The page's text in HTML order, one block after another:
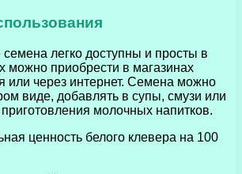
легко доступны и просты в
можно приобрести в магазинах
или через интернет. Семена можно
виде, добавлять в супы, смузи или
молочных напитков.
ценность белого клевера на 100